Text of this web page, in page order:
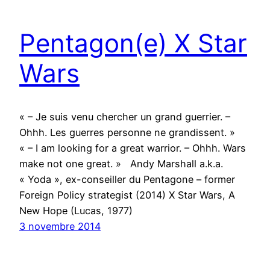
Pentagon(e) X Star
Wars
« – Je suis venu chercher un grand guerrier. –
Ohhh. Les guerres personne ne grandissent. »
« – I am looking for a great warrior. – Ohhh. Wars
make not one great. » Andy Marshall a.k.a.
« Yoda », ex-conseiller du Pentagone – former
Foreign Policy strategist (2014) X Star Wars, A
New Hope (Lucas, 1977)
3 novembre 2014